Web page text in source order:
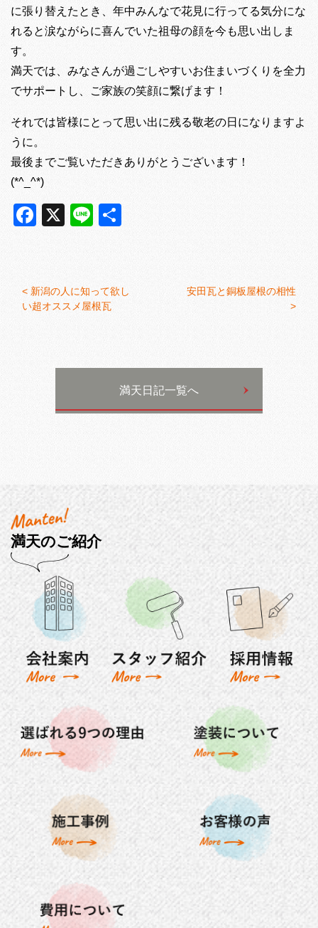
に張り替えたとき、年中みんなで花見に行ってる気分にな
れると涙ながらに喜んでいた祖母の顔を今も思い出しま
す。
満天では、みなさんが過ごしやすいお住まいづくりを全力
でサポートし、ご家族の笑顔に繋げます！
それでは皆様にとって思い出に残る敬老の日になりますよ
うに。
最後までご覧いただきありがとうございます！
(*^_^*)
Facebook
X Line
< 新潟の人に知って欲し
い超オススメ屋根瓦
安田瓦と銅板屋根の相性
>
満天日記一覧へ
満天のご紹介